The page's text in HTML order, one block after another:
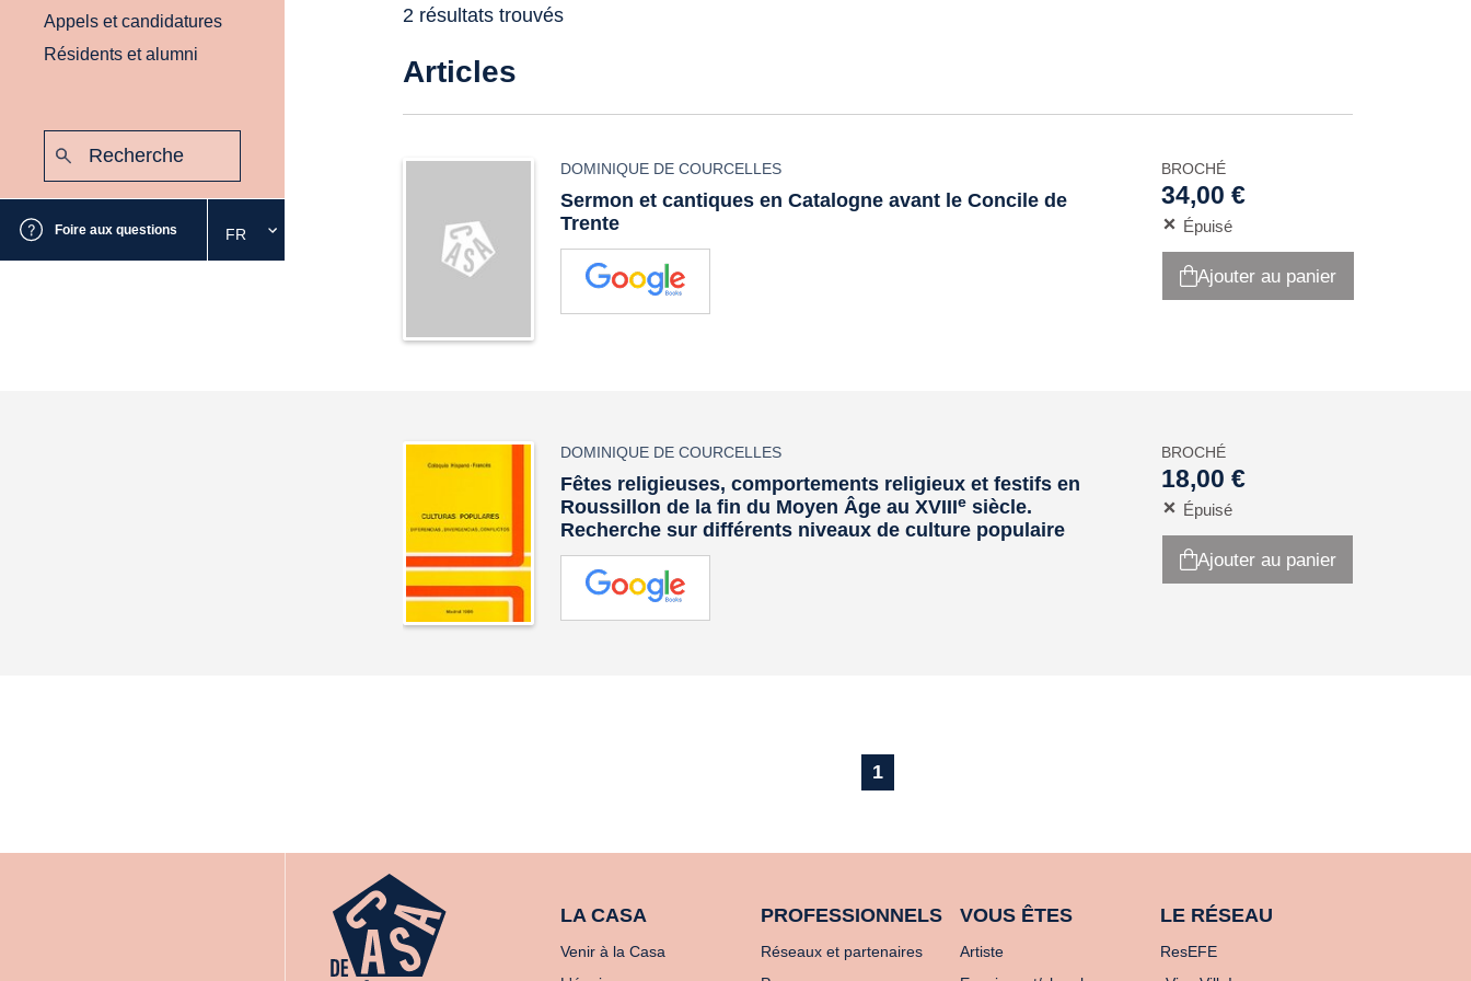
Appels et candidatures
Résidents et alumni
Foire aux questions
Sélectionnez
la
FR
2 résultats trouvés
Articles
DOMINIQUE DE COURCELLES
Sermon et cantiques en Catalogne avant le Concile de
Trente
BROCHÉ
34,00 €
Épuisé
Ajouter au panier
DOMINIQUE DE COURCELLES
Fêtes religieuses, comportements religieux et festifs en
Roussillon de la fin du Moyen Âge au XVIIIe siècle.
Recherche sur différents niveaux de culture populaire
BROCHÉ
18,00 €
Épuisé
Ajouter au panier
1
LA CASA
Venir à la Casa
PROFESSIONNELS
Réseaux et partenaires
VOUS ÊTES
Artiste
LE RÉSEAU
ResEFE